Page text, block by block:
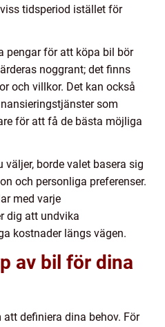
tidsperiod istället för
pengar för att köpa bil bör
noggrant; det finns
och villkor. Det kan också
som
för att få de bästa möjliga
borde valet basera sig
och personliga preferenser.
med varje
dig att undvika
kostnader längs vägen.
av bil för dina
definiera dina behov. För